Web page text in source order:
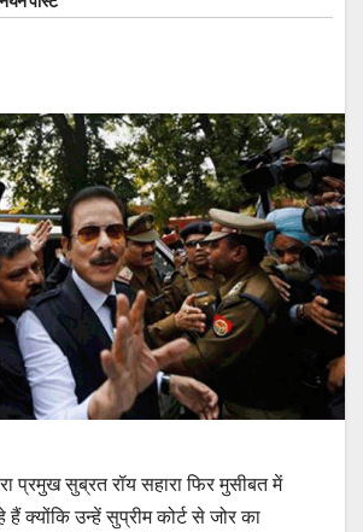
प्रमुख सुब्रत रॉय सहारा फिर मुसीबत में
क्‍योंकि उन्‍हें सुप्रीम कोर्ट से जोर का